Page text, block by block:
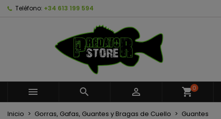
Teléfono: +34 613 199 594
   shopping_cart0
Inicio Gorras, Gafas, Guantes y Bragas de Cuello Guantes
Crear nueva lista
((confirmMessage))
((cancelText))
Nombre de la lista de deseos
Cancelar Crear lista de deseos
Debe iniciar sesión para guardar productos en su
lista de deseos.
Iniciar sesión